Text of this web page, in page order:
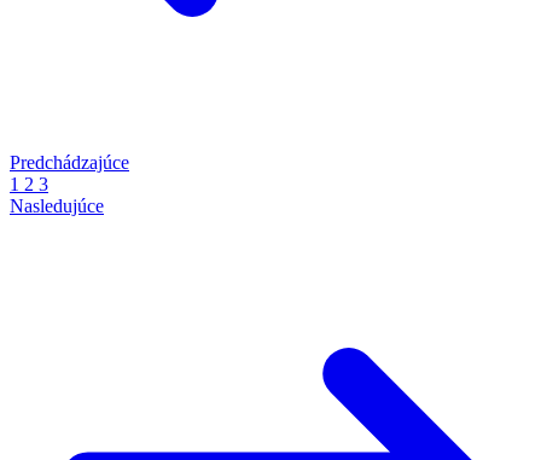
Predchádzajúce
1 2 3
Nasledujúce